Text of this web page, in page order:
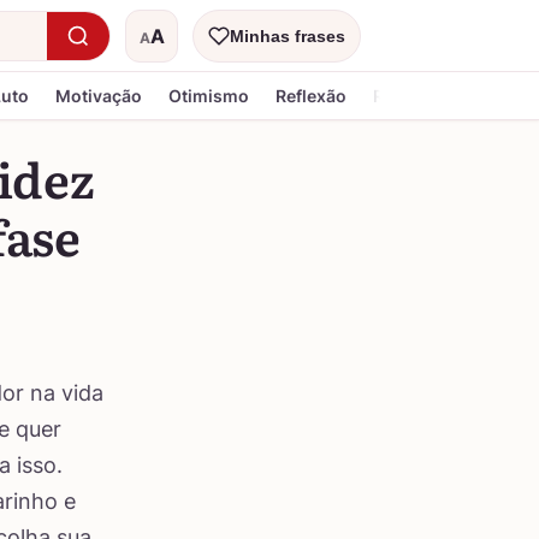
AA
Tamanho do textoMinhas frases
Motivação Otimismo Reflexão Religiosa
na vida
quer
isso.
e